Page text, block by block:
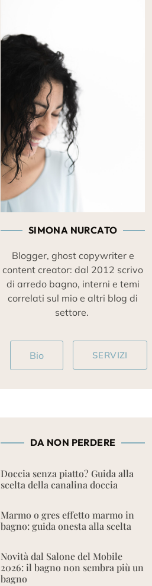
SIMONA NURCATO
Blogger, ghost copywriter e
content creator: dal 2012 scrivo
di arredo bagno, interni e temi
correlati sul mio e altri blog di
settore.
Bio SERVIZI
DA NON PERDERE
Doccia senza piatto? Guida alla
scelta della canalina doccia
Marmo o gres effetto marmo in
bagno: guida onesta alla scelta
Novità dal Salone del Mobile
2026: il bagno non sembra più un
bagno